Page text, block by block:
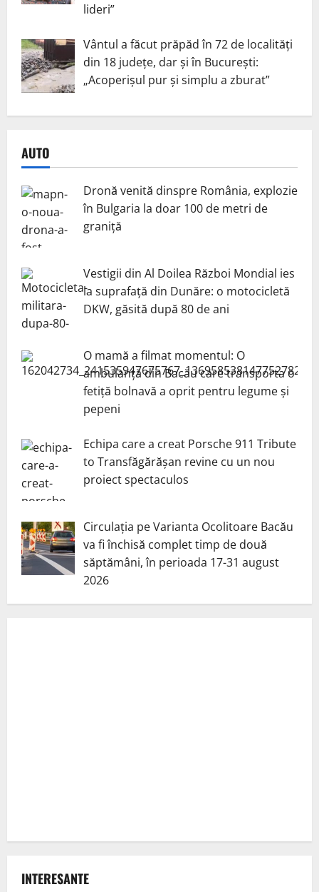
lideri”
Vântul a făcut prăpăd în 72 de localități
din 18 județe, dar și în București:
„Acoperișul pur și simplu a zburat”
AUTO
Dronă venită dinspre România, explozie
în Bulgaria la doar 100 de metri de
graniță
Vestigii din Al Doilea Război Mondial ies
la suprafață din Dunăre: o motocicletă
DKW, găsită după 80 de ani
O mamă a filmat momentul: O
ambulanță din Bacău care transporta o
fetiță bolnavă a oprit pentru legume și
pepeni
Echipa care a creat Porsche 911 Tribute
to Transfăgărășan revine cu un nou
proiect spectaculos
Circulația pe Varianta Ocolitoare Bacău
va fi închisă complet timp de două
săptămâni, în perioada 17-31 august
2026
INTERESANTE